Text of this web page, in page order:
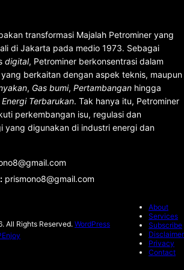
transformasi Majalah Petrominer yang
di Jakarta pada medio 1973. Sebagai
digital, Petrominer berkonsentrasi dalam
berkaitan dengan aspek teknis, maupun
, Gas bumi, Pertambangan hingga
Terbarukan. Tak hanya itu, Petrominer
perkembangan isu, regulasi dan
yang digunakan di industri energi dan
: prismono8@gmail.com
All Rights Reserved. WordPress
About
Services
Subscribe
Disclaimer
Privacy
Contact